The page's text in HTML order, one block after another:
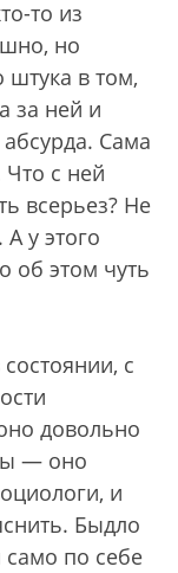
то из
но
в том,
за ней и
Сама
Что с ней
всерьез? Не
у этого
об этом чуть
с
довольно
— оно
и
Быдло
по себе